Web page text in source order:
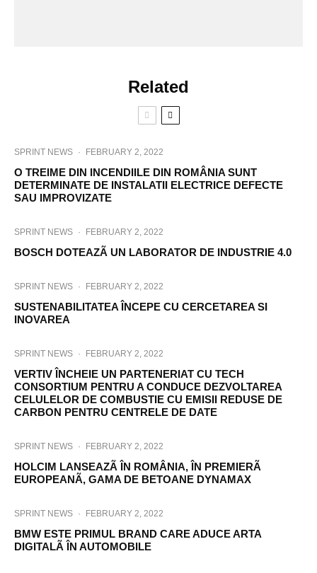
Related
SPRINT NEWS · FEBRUARY 2, 2022
O TREIME DIN INCENDIILE DIN ROMÂNIA SUNT
DETERMINATE DE INSTALATII ELECTRICE DEFECTE
SAU IMPROVIZATE
SPRINT NEWS · FEBRUARY 2, 2022
BOSCH DOTEAZÃ UN LABORATOR DE INDUSTRIE 4.0
SPRINT NEWS · FEBRUARY 2, 2022
SUSTENABILITATEA ÎNCEPE CU CERCETAREA SI
INOVAREA
SPRINT NEWS · FEBRUARY 2, 2022
VERTIV ÎNCHEIE UN PARTENERIAT CU TECH
CONSORTIUM PENTRU A CONDUCE DEZVOLTAREA
CELULELOR DE COMBUSTIE CU EMISII REDUSE DE
CARBON PENTRU CENTRELE DE DATE
SPRINT NEWS · FEBRUARY 2, 2022
HOLCIM LANSEAZÃ ÎN ROMÂNIA, ÎN PREMIERÃ
EUROPEANÃ, GAMA DE BETOANE DYNAMAX
SPRINT NEWS · FEBRUARY 2, 2022
BMW ESTE PRIMUL BRAND CARE ADUCE ARTA
DIGITALÃ ÎN AUTOMOBILE